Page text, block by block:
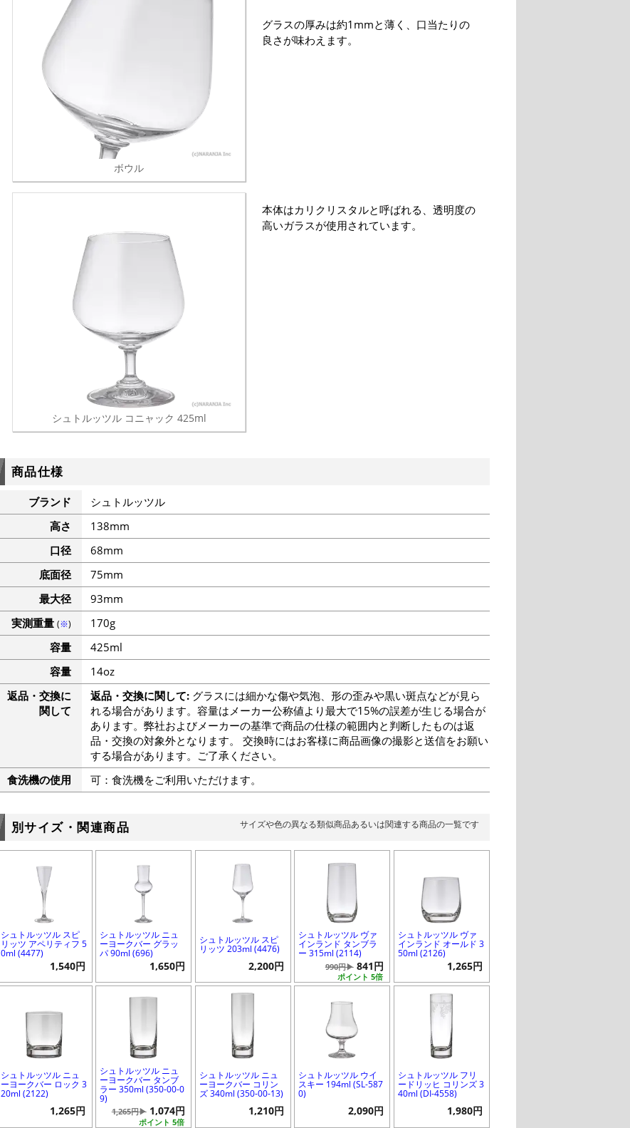
ボウル
グラスの厚みは約1mmと薄く、口当たりの
良さが味わえます。
シュトルッツル コニャック 425ml
本体はカリクリスタルと呼ばれる、透明度の
高いガラスが使用されています。
商品仕様
ブランド
シュトルッツル
高さ
138mm
口径
68mm
底面径
75mm
最大径
93mm
実測重量 (※)
170g
容量
425ml
容量
14oz
返品・交換に
関して
返品・交換に関して:グラスには細かな傷や気泡、形の歪みや黒い斑点などが見ら
れる場合があります。容量はメーカー公称値より最大で15%の誤差が生じる場合が
あります。弊社およびメーカーの基準で商品の仕様の範囲内と判断したものは返
品・交換の対象外となります。 交換時にはお客様に商品画像の撮影と送信をお願い
する場合があります。ご了承ください。
食洗機の使用
可：食洗機をご利用いただけます。
別サイズ・関連商品 サイズや色の異なる類似商品あるいは関連する商品の一覧です
シュトルッツル スピ
リッツ アペリティフ 5
0ml (4477)
1,540円
シュトルッツル ニュ
ーヨークバー グラッ
パ 90ml (696)
1,650円
シュトルッツル スピ
リッツ 203ml (4476)
2,200円
シュトルッツル ヴァ
インランド タンブラ
ー 315ml (2114)
ポイント 5倍
990円▶ 841円
シュトルッツル ヴァ
インランド オールド 3
50ml (2126)
1,265円
シュトルッツル ニュ
ーヨークバー ロック 3
20ml (2122)
1,265円
シュトルッツル ニュ
ーヨークバー タンブ
ラー 350ml (350-00-0
9)
ポイント 5倍
1,265円▶ 1,074円
シュトルッツル ニュ
ーヨークバー コリン
ズ 340ml (350-00-13)
1,210円
シュトルッツル ウイ
スキー 194ml (SL-587
0)
2,090円
シュトルッツル フリ
ードリッヒ コリンズ 3
40ml (DI-4558)
1,980円